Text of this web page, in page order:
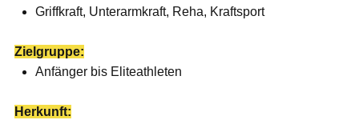
Griffkraft, Unterarmkraft, Reha, Kraftsport
Zielgruppe:
Anfänger bis Eliteathleten
Herkunft: